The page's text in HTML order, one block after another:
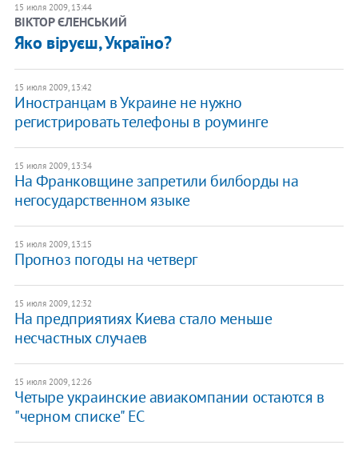
15 июля 2009, 13:44
ВІКТОР ЄЛЕНСЬКИЙ
Яко віруєш, Україно?
15 июля 2009, 13:42
Иностранцам в Украине не нужно
регистрировать телефоны в роуминге
15 июля 2009, 13:34
На Франковщине запретили билборды на
негосударственном языке
15 июля 2009, 13:15
Прогноз погоды на четверг
15 июля 2009, 12:32
На предприятиях Киева стало меньше
несчастных случаев
15 июля 2009, 12:26
Четыре украинские авиакомпании остаются в
"черном списке" ЕС